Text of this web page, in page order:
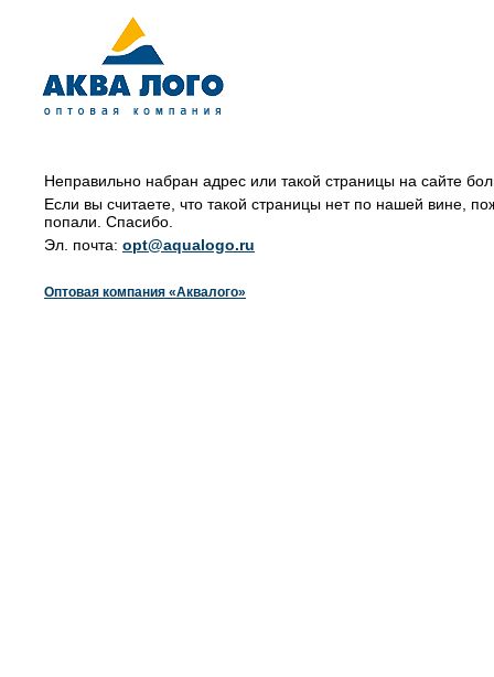
Неправильно набран адрес или такой страницы на сайте
Если вы считаете, что такой страницы нет по нашей вине,
попали. Спасибо.
Эл. почта: opt@aqualogo.ru
Оптовая компания «Аквалого»